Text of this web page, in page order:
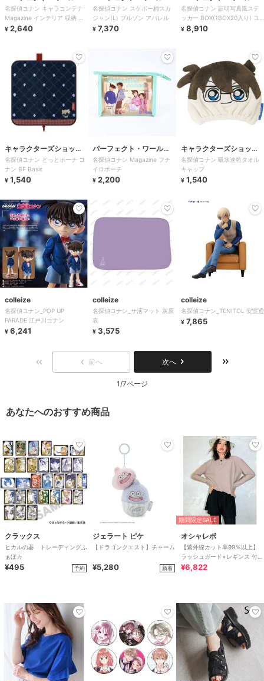
ド・トーキョー
名探偵コナン キャラコンテナ
Magazine インテリア 収納 小
物入れ
¥ 2,640
ド・トーキョー
名探偵コナン スケボー柄スカ
ジャン(L) ブルゾン アパレル
¥ 7,370
ド・トーキョー
名探偵コナン 証明写真風ステ
ッカー BOX(1BOX20入り) コ
ナンくん
¥ 8,910
キャラクターズショッ
プ ラフラフ
名探偵コナン どっとポーチ コ
ナン BF Basic
¥ 1,540
パーフェクト・ワール
ド・トーキョー
名探偵コナン Magazine フチ
イロポーチ
¥ 2,200
キャラクターズショッ
プ ラフラフ
名探偵コナン 吸水速乾タオル
キャップ
¥ 1,540
colleize
名探偵コナン_POP UP
PARADE 江戸川コナン
¥ 6,241
colleize
名探偵コナン_サ活マット 灰原
哀
¥ 3,575
colleize
名探偵コナン_TENITOL 安室透
¥ 7,865
前へ 次へ
1/7ページ
あなたへのおすすめ商品
クラックス
ヒカルの碁 トレーディングふ
ぁぼカ
¥495 予約
ジェラート ピケ
【ドラゴンクエスト】チャーム
¥5,280 新着
期間限定SALE
オシャレボ
【紫外線カット率99％以上】
ラッシュガード×レギンス 付き
タンキニ
¥6,822